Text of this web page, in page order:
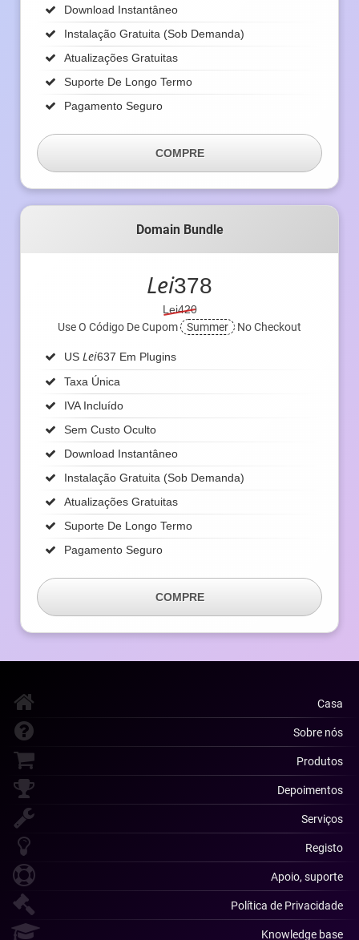
Download Instantâneo
Instalação Gratuita (sob Demanda)
Atualizações Gratuitas
Suporte De Longo Termo
Pagamento Seguro
COMPRE
Domain Bundle
Lei378
Lei420
Use O Código De Cupom
Summer No Checkout
US Lei637 Em Plugins
Taxa Única
IVA Incluído
Sem Custo Oculto
Download Instantâneo
Instalação Gratuita (sob Demanda)
Atualizações Gratuitas
Suporte De Longo Termo
Pagamento Seguro
COMPRE
Casa
Sobre nós
Produtos
Depoimentos
Serviços
Registo
Apoio, suporte
Política de Privacidade
Knowledge base